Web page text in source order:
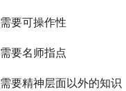
需要可操作性
需要名师指点
需要精神层面以外的知识